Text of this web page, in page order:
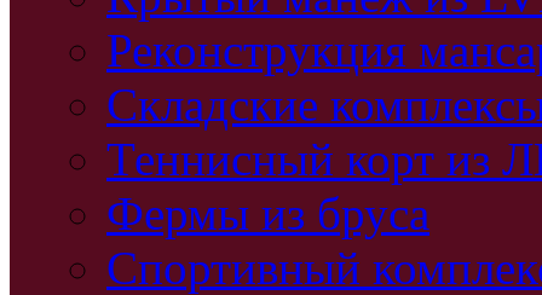
Реконструкция
Складские
Теннисный корт из
Фермы из бруса
Спортивный